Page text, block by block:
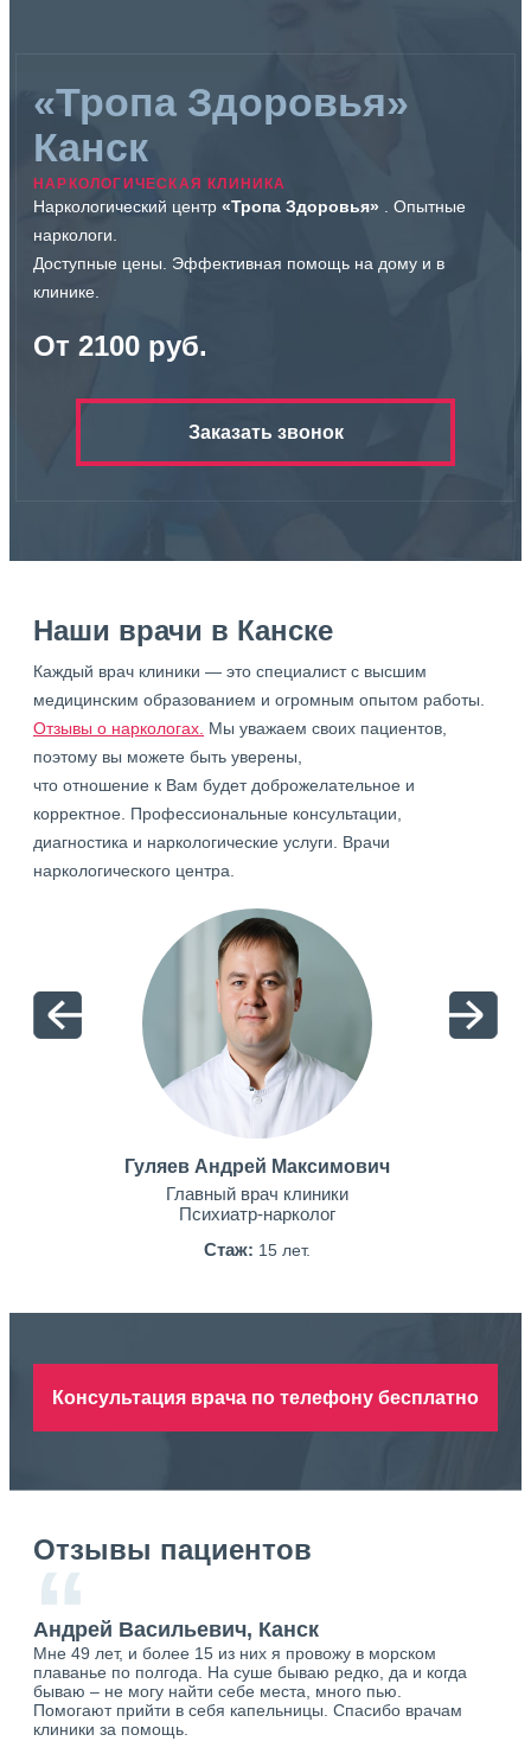
«Тропа Здоровья»
Канск
НАРКОЛОГИЧЕСКАЯ КЛИНИКА
Наркологический центр «Тропа Здоровья» . Опытные
наркологи.
Доступные цены. Эффективная помощь на дому и в
клинике.
От 2100 руб.
Заказать звонок
Наши врачи в Канске
Каждый врач клиники — это специалист с высшим
медицинским образованием и огромным опытом работы.
Отзывы о наркологах. Мы уважаем своих пациентов,
поэтому вы можете быть уверены,
что отношение к Вам будет доброжелательное и
корректное. Профессиональные консультации,
диагностика и наркологические услуги. Врачи
наркологического центра.
Гуляев Андрей Максимович
Главный врач клиники
Психиатр-нарколог
Стаж: 15 лет.
Консультация врача по телефону бесплатно
Отзывы пациентов
“
Андрей Васильевич, Канск
Мне 49 лет, и более 15 из них я провожу в морском
плаванье по полгода. На суше бываю редко, да и когда
бываю – не могу найти себе места, много пью.
Помогают прийти в себя капельницы. Спасибо врачам
клиники за помощь.